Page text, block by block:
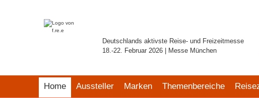
Deutschlands aktivste Reise- und Freizeitmesse
18.-22. Februar 2026 | Messe München
Home Aussteller Marken Themenbereiche